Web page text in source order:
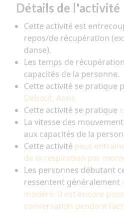
Détails de l'activité
Cette activité est
repos/de récupération
danse).
Les temps de
capacités de la personne.
Cette activité se pratique
Debout, Assis.
Cette activité se pratique
La vitesse des
aux capacités de la
Cette activité peut
de la respiration par
Les personnes débutant
ressentent généralement
modéré. Il est encore
conversation pendant